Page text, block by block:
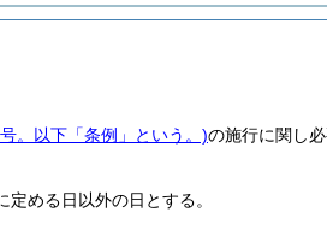
。以下「条例」という。)の施行に関し
定める日以外の日とする。